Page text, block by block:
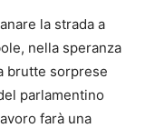
la strada a
nella speranza
brutte sorprese
parlamentino
farà una